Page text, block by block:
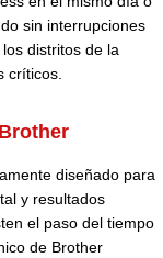
sin interrupciones
distritos de la
críticos.
diseñado para
y resultados
el paso del tiempo
de Brother